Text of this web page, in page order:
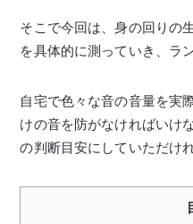
そこで今回は、身の回りの
を具体的に測っていき、ラ
自宅で色々な音の音量を実
けの音を防がなければいけ
の判断目安にしていただけ